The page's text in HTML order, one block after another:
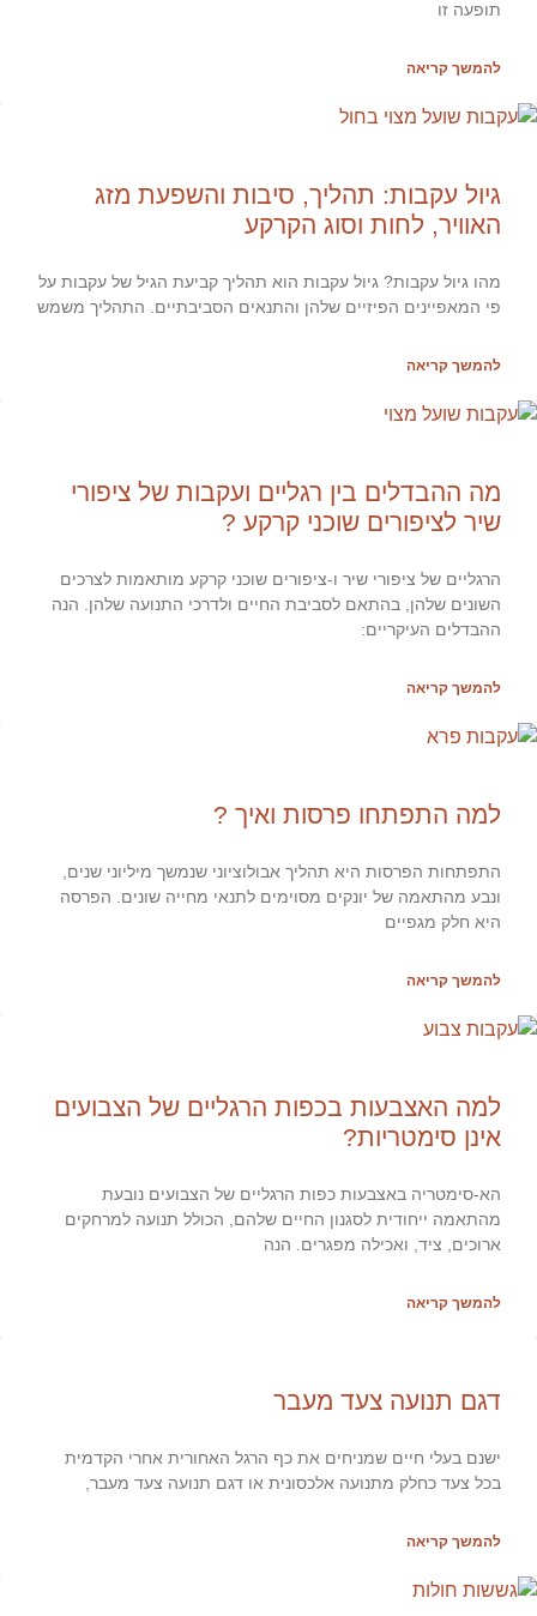
תופעה זו
להמשך קריאה
גיול עקבות: תהליך, סיבות והשפעת מזג
האוויר, לחות וסוג הקרקע
מהו גיול עקבות? גיול עקבות הוא תהליך קביעת הגיל של עקבות על
פי המאפיינים הפיזיים שלהן והתנאים הסביבתיים. התהליך משמש
להמשך קריאה
מה ההבדלים בין רגליים ועקבות של ציפורי
שיר לציפורים שוכני קרקע ?
הרגליים של ציפורי שיר ו-ציפורים שוכני קרקע מותאמות לצרכים
השונים שלהן, בהתאם לסביבת החיים ולדרכי התנועה שלהן. הנה
ההבדלים העיקריים:
להמשך קריאה
למה התפתחו פרסות ואיך ?
התפתחות הפרסות היא תהליך אבולוציוני שנמשך מיליוני שנים,
ונבע מהתאמה של יונקים מסוימים לתנאי מחייה שונים. הפרסה
היא חלק מגפיים
להמשך קריאה
למה האצבעות בכפות הרגליים של הצבועים
אינן סימטריות?
הא-סימטריה באצבעות כפות הרגליים של הצבועים נובעת
מהתאמה ייחודית לסגנון החיים שלהם, הכולל תנועה למרחקים
ארוכים, ציד, ואכילה מפגרים. הנה
להמשך קריאה
דגם תנועה צעד מעבר
ישנם בעלי חיים שמניחים את כף הרגל האחורית אחרי הקדמית
בכל צעד כחלק מתנועה אלכסונית או דגם תנועה צעד מעבר,
להמשך קריאה